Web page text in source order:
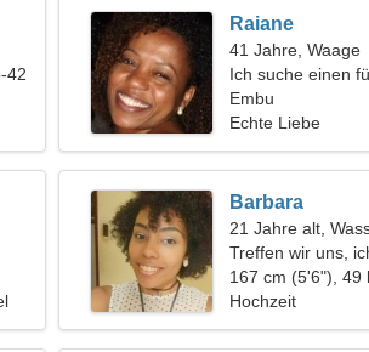
42
Raiane
41 Jahre, Waage
Ich suche einen
Wanderung
Embu
Echte Liebe
Barbara
21 Jahre alt,
Treffen wir uns,
Frau
167 cm (5'6"), 49
Hochzeit